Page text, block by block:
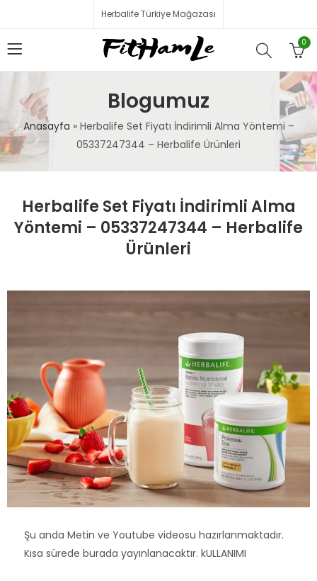
Herbalife Türkiye Mağazası
0
Blogumuz
Anasayfa » Herbalife Set Fiyatı İndirimli Alma Yöntemi –
05337247344 – Herbalife Ürünleri
Herbalife Set Fiyatı İndirimli Alma
Yöntemi – 05337247344 – Herbalife
Ürünleri
Şu anda Metin ve Youtube videosu hazırlanmaktadır.
Kısa sürede burada yayınlanacaktır. kULLANIMI